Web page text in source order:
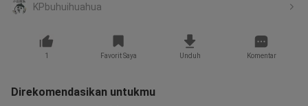
KPbuhuihuahua
1 Favorit Saya Unduh Komentar
Direkomendasikan untukmu